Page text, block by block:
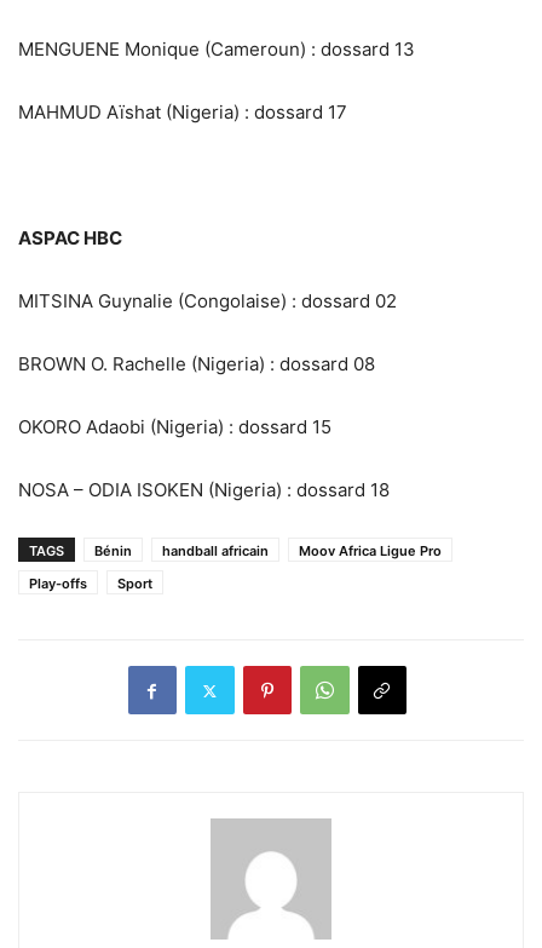
MENGUENE Monique (Cameroun) : dossard 13
MAHMUD Aïshat (Nigeria) : dossard 17
ASPAC HBC
MITSINA Guynalie (Congolaise) : dossard 02
BROWN O. Rachelle (Nigeria) : dossard 08
OKORO Adaobi (Nigeria) : dossard 15
NOSA – ODIA ISOKEN (Nigeria) : dossard 18
TAGS Bénin handball africain
Moov Africa Ligue Pro
Play-offs
Sport